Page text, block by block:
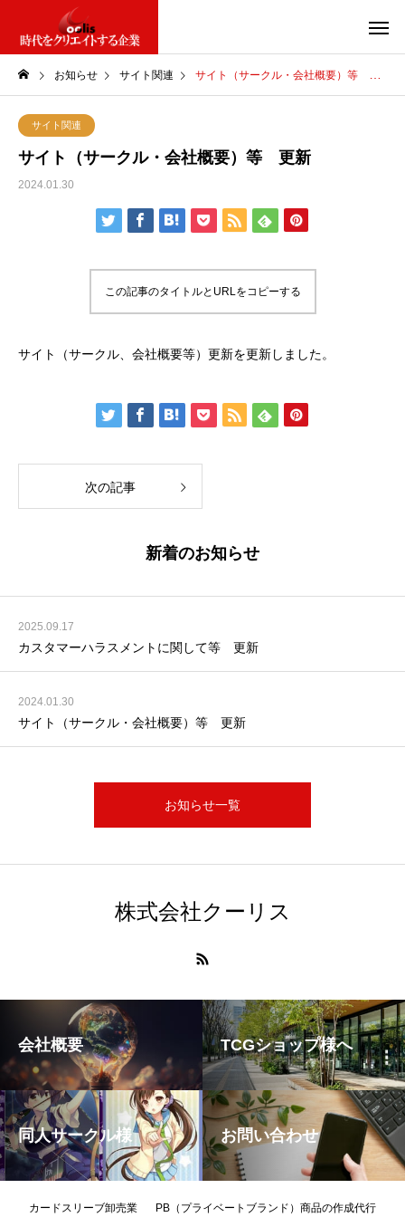
お知らせ サイト関連 サイト（サークル・会社概要）等 更新
サイト関連
サイト（サークル・会社概要）等 更新
2024.01.30
この記事のタイトルとURLをコピーする
サイト（サークル、会社概要等）更新を更新しました。
次の記事
新着のお知らせ
2025.09.17
カスタマーハラスメントに関して等 更新
2024.01.30
サイト（サークル・会社概要）等 更新
お知らせ一覧
株式会社クーリス
会社概要 TCGショップ様へ
同人サークル様 お問い合わせ
カードスリーブ卸売業 PB（プライベートブランド）商品の作成代行